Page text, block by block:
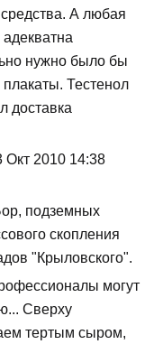
А любая
нужно было бы
Тестенол
доставка
Окт 2010 14:38
подземных
скопления
"Крыловского".
могут
Сверху
тертым сыром,